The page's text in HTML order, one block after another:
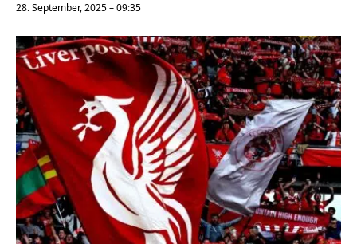
28. September, 2025 – 09:35